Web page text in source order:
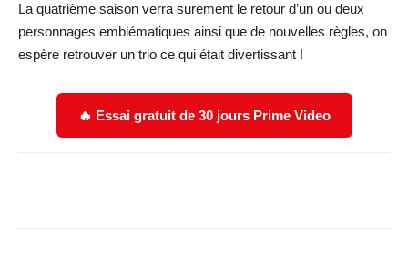
La quatrième saison verra surement le retour d’un ou deux
personnages emblématiques ainsi que de nouvelles règles, on
espère retrouver un trio ce qui était divertissant !
🔥 Essai gratuit de 30 jours Prime Video